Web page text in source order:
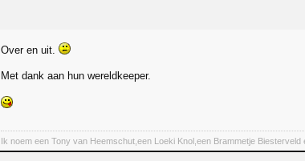
Over en uit.
Met dank aan hun wereldkeeper.
Ik noem een Tony van Heemschut,een Loeki Knol,een Brammetje Biesterveld